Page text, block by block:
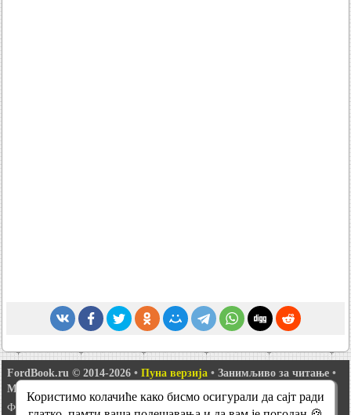
FordBook.ru © 2014-2026 • Пуна верзија • Занимљиво за читање •
Мапа сајта
Фокус 1
Мондео 1 и 2 •
Користимо колачиће како бисмо осигурали да сајт ради